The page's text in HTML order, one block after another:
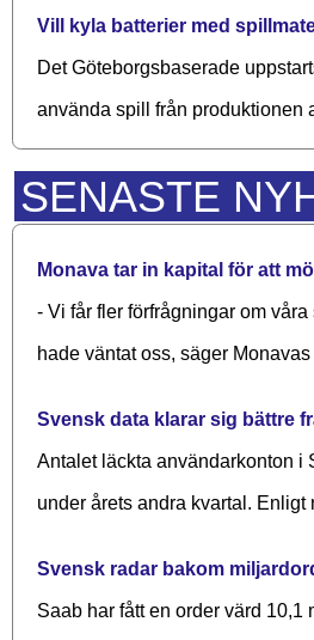
Vill kyla batterier med
Det Göteborgsbaserade
använda spill från produktionen
SENASTE
Monava tar in kapital för att
- Vi får fler förfrågningar om
hade väntat oss, säger Monavas
Svensk data klarar sig bättre
Antalet läckta användarkonton i
under årets andra kvartal. Enligt
Svensk radar bakom
Saab har fått en order värd 10,1